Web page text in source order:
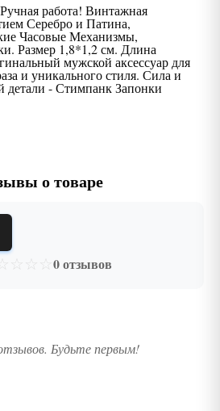
работа! Винтажная
Серебро и Патина,
Часовые Механизмы,
Размер 1,8*1,2 см. Длина
мужской аксессуар для
и уникального стиля. Сила и
детали - Стимпанк Запонки
о товаре
☆ ☆ ☆ 0 отзывов
Будьте первым!